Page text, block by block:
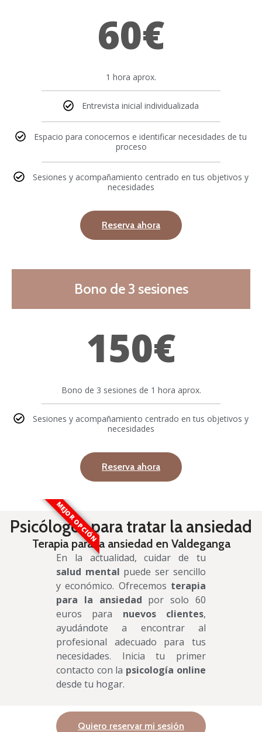
60€
1 hora aprox.
Entrevista inicial individualizada
Espacio para conocernos e identificar necesidades de tu
proceso
Sesiones y acompañamiento centrado en tus objetivos y
necesidades
Reserva ahora
Bono de 3 sesiones
150€
Bono de 3 sesiones de 1 hora aprox.
Sesiones y acompañamiento centrado en tus objetivos y
necesidades
Reserva ahora
MEJOR OPCIÓN
Psicólogos para tratar la ansiedad
Terapia para la ansiedad en Valdeganga
En la actualidad, cuidar de tu
salud mental puede ser sencillo
y económico. Ofrecemos terapia
para la ansiedad por solo 60
euros para nuevos clientes,
ayudándote a encontrar al
profesional adecuado para tus
necesidades. Inicia tu primer
contacto con la psicología online
desde tu hogar.
Quiero reservar mi sesión